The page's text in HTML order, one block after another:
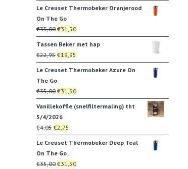
prijs
€8,95.
prijs
€6,71.
Le Creuset Thermobeker Oranjerood
On The Go
€35,00 Oorspronkelijke
prijs
was:
€35,00.
€31,50Huidige
prijs
is:
€31,50.
Tassen Beker met hap
€22,95 Oorspronkelijke
prijs
€22,95.
€19,95
prijs
€19,95.
Le Creuset Thermobeker Azure On
The Go
€35,00 Oorspronkelijke
prijs
€35,00.
€31,50Huidige
prijs
Vanillekoffie (snelfiltermaling) tht
5/4/2026
€4,05 Oorspronkelijke
prijs
€4,05.
€2,75
prijs
€2,75.
Le Creuset Thermobeker Deep Teal
On The Go
€35,00 Oorspronkelijke
€31,50Huidige